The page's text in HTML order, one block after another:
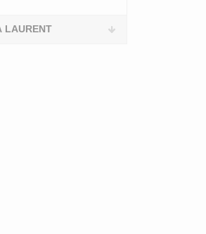
LAURENT